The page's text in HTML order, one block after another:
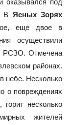
оказывался под
В Ясных Зорях
еще двое в
осуществили
Отмечена
районах.
небе. Несколько
о повреждениях
несколько
жителей